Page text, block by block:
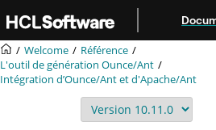
Aller au contenu principal
Welcome
Référence
L'outil de génération Ounce/Ant
Intégration d’Ounce/Ant et d'Apache/Ant